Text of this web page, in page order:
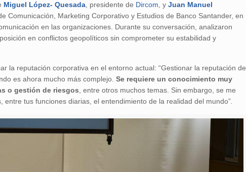
Miguel López- Quesada , presidente de Dircom , yJuan Manuel
Comunicación, Marketing Corporativo y Estudios de Banco Santander, en
en las organizaciones. Durante su conversación, analizaron
en conflictos geopolíticos sin comprometer su estabilidad y
la reputación corporativa en el entorno actual: “Gestionar la reputación de
es ahora mucho más complejo.Se requiere un conocimiento muy
o gestión de riesgos , entre otros muchos temas. Sin embargo, se me
tus funciones diarias, el entendimiento de la realidad del mundo”